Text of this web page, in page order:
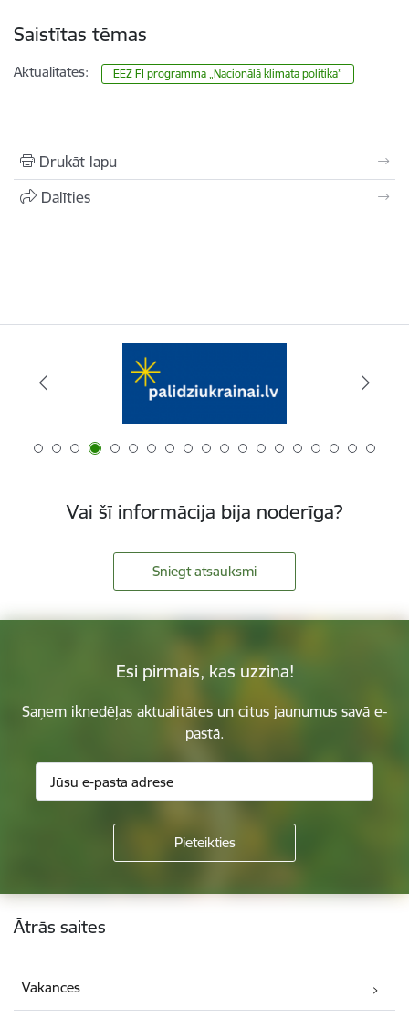
Saistītas tēmas
Aktualitātes: EEZ FI programma „Nacionālā klimata politika”
Drukāt lapu
Dalīties
Vai šī informācija bija noderīga?
Sniegt atsauksmi
Esi pirmais, kas uzzina!
Saņem iknedēļas aktualitātes un citus jaunumus savā e-
pastā.
Kājene
Ātrās saites
Vakances